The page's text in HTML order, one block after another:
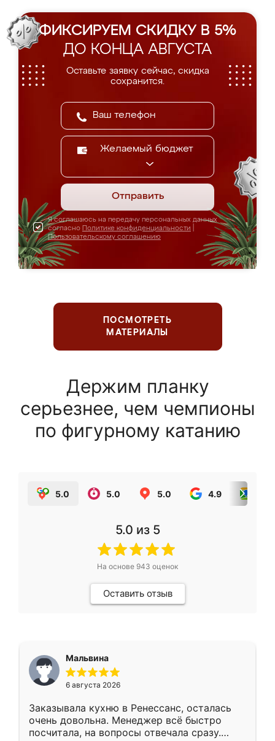
ФИКСИРУЕМ СКИДКУ В 5%
ДО КОНЦА АВГУСТА
Оставьте заявку сейчас, скидка
сохранится.
Желаемый бюджет
Отправить
Я соглашаюсь на передачу персональных данных
согласно Политике конфиденциальности
Пользовательскому соглашению
ПОСМОТРЕТЬ
МАТЕРИАЛЫ
Держим планку
серьезнее, чем чемпионы
по фигурному катанию
5.0 5.0 5.0 4.9
5.0 из 5
На основе 943 оценок
Оставить отзыв
Мальвина
6 августа 2026
Заказывала кухню в Ренессанс, осталась
очень довольна. Менеджер всё быстро
посчитала, на вопросы отвечала сразу.